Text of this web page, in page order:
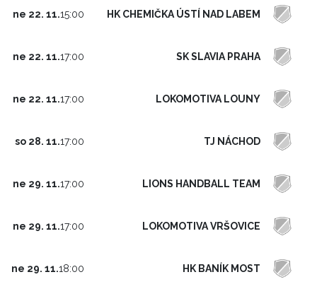
ne 22. 11.15:00 HK CHEMIČKA ÚSTÍ NAD LABEM
ne 22. 11.17:00 SK SLAVIA PRAHA
ne 22. 11.17:00 LOKOMOTIVA LOUNY
so 28. 11.17:00 TJ NÁCHOD
ne 29. 11.17:00 LIONS HANDBALL TEAM
ne 29. 11.17:00 LOKOMOTIVA VRŠOVICE
ne 29. 11.18:00 HK BANÍK MOST